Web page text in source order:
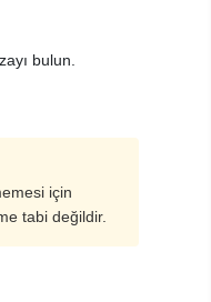
bulun.
için
tabi değildir.